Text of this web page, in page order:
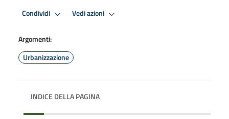
Condividi Vedi azioni
Argomenti:
Urbanizzazione
INDICE DELLA PAGINA